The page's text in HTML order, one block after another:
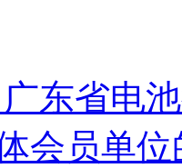
东省电
会员单